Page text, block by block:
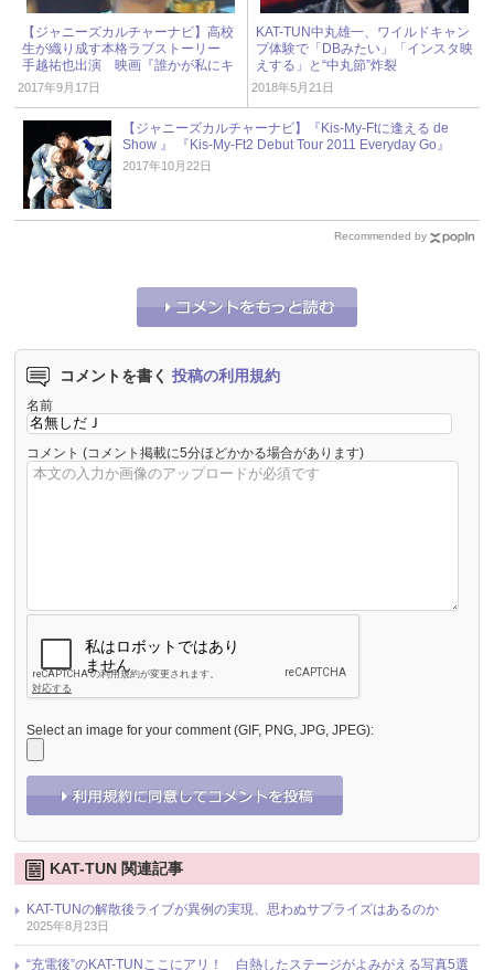
【ジャニーズカルチャーナビ】高校
生が織り成す本格ラブストーリー
手越祐也出演 映画『誰かが私にキ
スをした』
2017年9月17日
KAT-TUN中丸雄一、ワイルドキャン
プ体験で「DBみたい」「インスタ映
えする」と“中丸節”炸裂
2018年5月21日
【ジャニーズカルチャーナビ】『Kis-My-Ftに逢える de
Show 』 『Kis-My-Ft2 Debut Tour 2011 Everyday Go』
2017年10月22日
Recommended by
コメントを書く 投稿の利用規約
名前
コメント (コメント掲載に5分ほどかかる場合があります)
Select an image for your comment (GIF, PNG, JPG, JPEG):
KAT-TUN 関連記事
KAT-TUNの解散後ライブが異例の実現、思わぬサプライズはあるのか
2025年8月23日
“充電後”のKAT-TUNここにアリ！ 白熱したステージがよみがえる写真5選